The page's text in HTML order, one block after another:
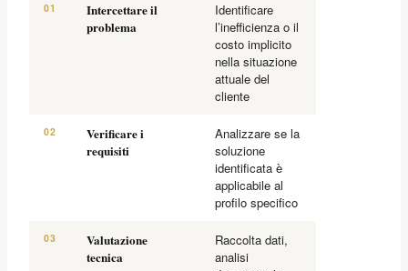
01
Intercettare il
problema
Identificare
l’inefficienza o il
costo implicito
nella situazione
attuale del
cliente
02
Verificare i
requisiti
Analizzare se la
soluzione
identificata è
applicabile al
profilo specifico
03
Valutazione
tecnica
Raccolta dati,
analisi